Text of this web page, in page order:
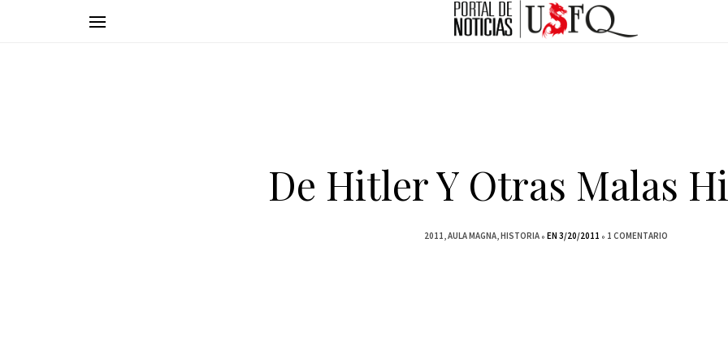
De Hitler Y Otras Malas
2011 AULA MAGNA HISTORIA EN 3/20/2011 1 COMENTARIO